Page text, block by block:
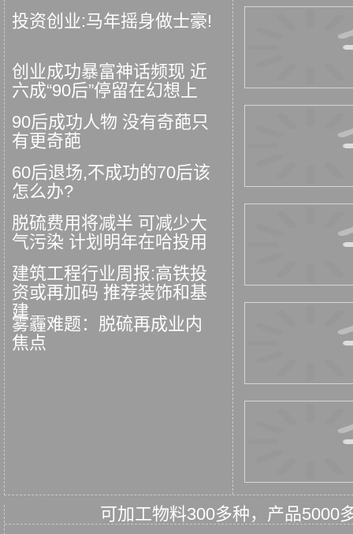
投资创业:马年摇身做士豪!
创业成功暴富神话频现 近
六成“90后”停留在幻想上
90后成功人物 没有奇葩只
有更奇葩
60后退场,不成功的70后该
怎么办?
脱硫费用将减半 可减少大
气污染 计划明年在哈投用
建筑工程行业周报:高铁投
资或再加码 推荐装饰和基
建
雾霾难题：脱硫再成业内
焦点
可加工物料300多种，产品5000